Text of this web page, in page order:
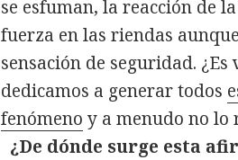
se esfuman, la reacción de
fuerza en las riendas
sensación de seguridad.
dedicamos a generar todos
fenómeno y a menudo no lo
¿De dónde surge esta